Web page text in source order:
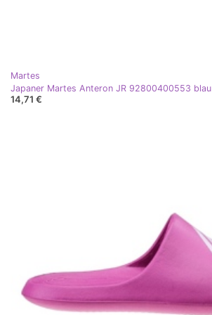
Martes
Japaner Martes Anteron JR 92800400553 blau
14,71 €